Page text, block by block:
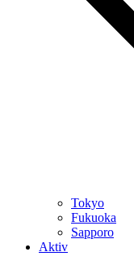
Tokyo
Fukuoka
Sapporo
Aktiv